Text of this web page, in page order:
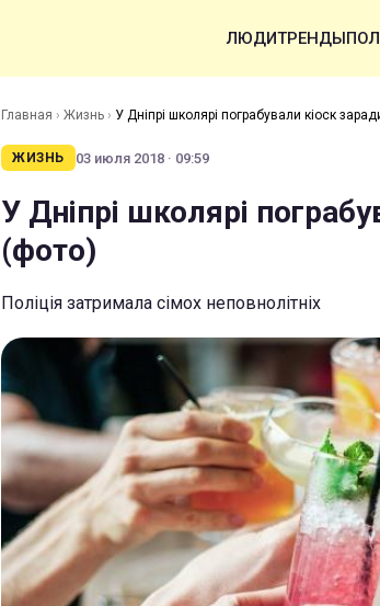
ЛЮДИТРЕНДЫ
Главная › Жизнь › У Дніпрі школярі пограбували кіоск
ЖИЗНЬ 03 июля 2018 · 09:59
У Дніпрі школярі
(фото)
Поліція затримала сімох неповнолітніх